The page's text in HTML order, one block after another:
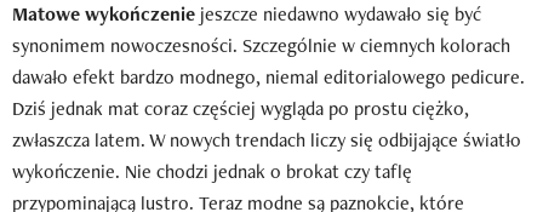
Matowe wykończenie jeszcze niedawno wydawało się być
synonimem nowoczesności. Szczególnie w ciemnych kolorach
dawało efekt bardzo modnego, niemal editorialowego pedicure.
Dziś jednak mat coraz częściej wygląda po prostu ciężko,
zwłaszcza latem. W nowych trendach liczy się odbijające światło
wykończenie. Nie chodzi jednak o brokat czy taflę
przypominającą lustro. Teraz modne są paznokcie, które